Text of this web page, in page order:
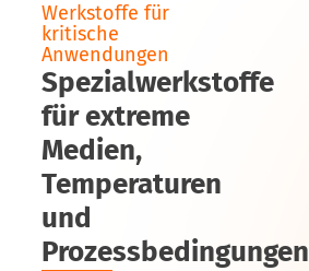
Werkstoffe für
kritische
Anwendungen
Spezialwerkstoffe
für extreme
Medien,
Temperaturen
und
Prozessbedingungen